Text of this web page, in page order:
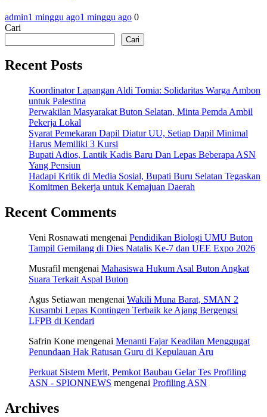
admin1 minggu ago1 minggu ago 0
Cari
Cari
Recent Posts
Koordinator Lapangan Aldi Tomia: Solidaritas Warga Ambon
untuk Palestina
Perwakilan Masyarakat Buton Selatan, Minta Pemda Ambil
Pekerja Lokal
Syarat Pemekaran Dapil Diatur UU, Setiap Dapil Minimal
Harus Memiliki 3 Kursi
Bupati Adios, Lantik Kadis Baru Dan Lepas Beberapa ASN
Yang Pensiun
Hadapi Kritik di Media Sosial, Bupati Buru Selatan Tegaskan
Komitmen Bekerja untuk Kemajuan Daerah
Recent Comments
Veni Rosnawati mengenai Pendidikan Biologi UMU Buton
Tampil Gemilang di Dies Natalis Ke-7 dan UEE Expo 2026
Musrafil mengenai Mahasiswa Hukum Asal Buton Angkat
Suara Terkait Aspal Buton
Agus Setiawan mengenai Wakili Muna Barat, SMAN 2
Kusambi Lepas Kontingen Terbaik ke Ajang Bergengsi
LFPB di Kendari
Safrin Kone mengenai Menanti Fajar Keadilan Menggugat
Penundaan Hak Ratusan Guru di Kepulauan Aru
Perkuat Sistem Merit, Pemkot Baubau Gelar Tes Profiling
ASN - SPIONNEWS mengenai Profiling ASN
Archives